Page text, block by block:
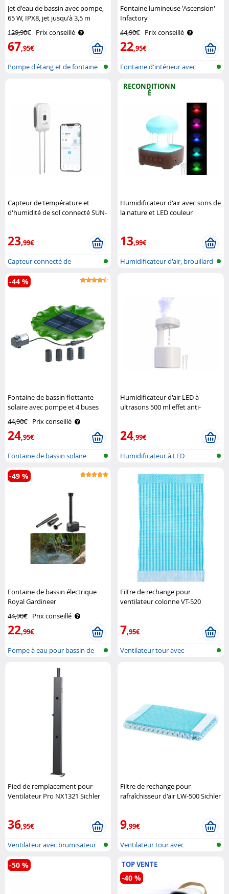
Jet d'eau de bassin avec pompe,
65 W, IPX8, jet jusqu'à 3,5 m
129,90€ Prix conseillé
67,95€
Pompe d'étang et de fontaine
Fontaine lumineuse 'Ascension'
Infactory
44,90€ Prix conseillé
22,95€
Fontaine d'intérieur avec
Capteur de température et
d'humidité de sol connecté SUN-
23,99€
Capteur connecté de
température et ..
RECONDITIONN
É
Humidificateur d'air avec sons de
la nature et LED couleur
13,99€
Humidificateur d'air, brouillard
Fontaine de bassin flottante
solaire avec pompe et 4 buses
44,90€ Prix conseillé
24,95€
-44 %
Fontaine de bassin solaire
Humidificateur d'air LED à
ultrasons 500 ml effet anti-
24,99€
Humidificateur à LED
Fontaine de bassin électrique
Royal Gardineer
44,90€ Prix conseillé
22,99€
-49 %
Pompe à eau pour bassin de
Filtre de rechange pour
ventilateur colonne VT-520
7,95€
Ventilateur tour avec
Pied de remplacement pour
Ventilateur Pro NX1321 Sichler
36,95€
Ventilateur avec brumisateur
pour l..
Filtre de rechange pour
rafraîchisseur d'air LW-500 Sichler
9,99€
Ventilateur tour avec
-50 % TOP VENTE
-40 %